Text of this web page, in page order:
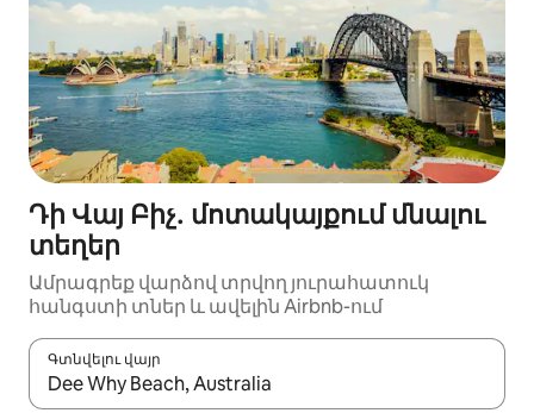
Դի Վայ Բիչ․ մոտակայքում մնալու
տեղեր
Ամրագրեք վարձով տրվող յուրահատուկ
հանգստի տներ և ավելին Airbnb-ում
Գտնվելու վայր
Երբ արդյունքները հասանելի լինեն, սլաքների